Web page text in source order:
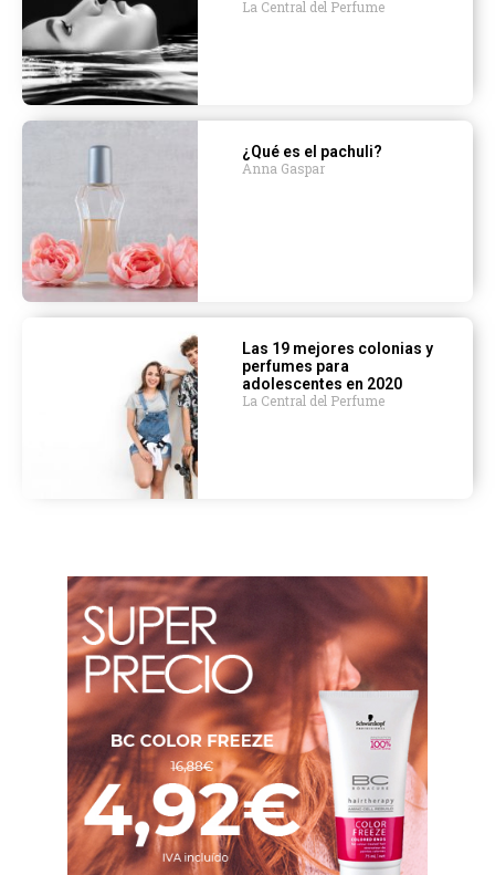
La Central del Perfume
¿Qué es el pachuli?
Anna Gaspar
Las 19 mejores colonias y
perfumes para
adolescentes en 2020
La Central del Perfume